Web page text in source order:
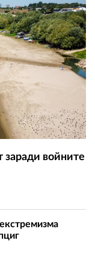
заради войните